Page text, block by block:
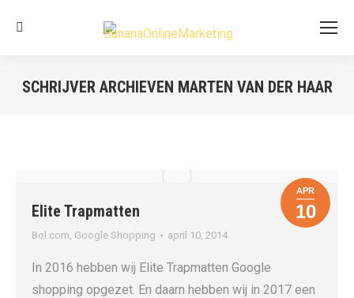
Search:
SCHRIJVER ARCHIEVEN MARTEN VAN DER HAAR
APR
10
Elite Trapmatten
Bol.com, Google Shopping april 10, 2014
In 2016 hebben wij Elite Trapmatten Google
shopping opgezet. En daarn hebben wij in 2017 een